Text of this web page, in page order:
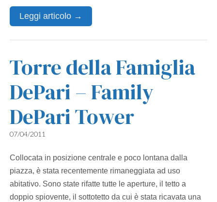
Leggi articolo →
Torre della Famiglia
DePari – Family
DePari Tower
07/04/2011
Collocata in posizione centrale e poco lontana dalla
piazza, è stata recentemente rimaneggiata ad uso
abitativo. Sono state rifatte tutte le aperture, il tetto a
doppio spiovente, il sottotetto da cui è stata ricavata una